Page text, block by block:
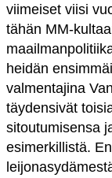
viimeiset viisi
tähän MM-
heidän
valmentajina
täydensivät
sitoutumisensa
esimerkillistä.